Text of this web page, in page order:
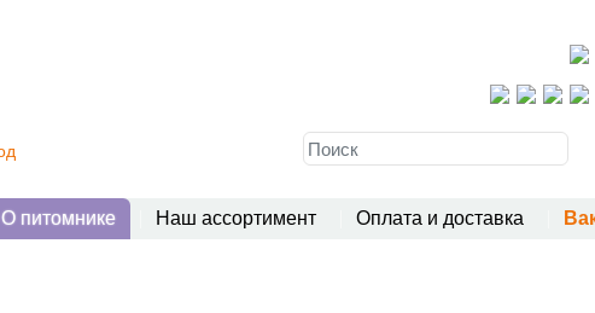
О питомнике Наш ассортимент Оплата и доставка